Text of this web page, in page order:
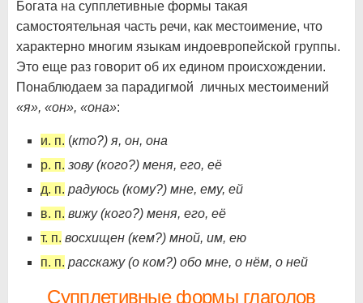
Богата на супплетивные формы такая
самостоятельная часть речи, как местоимение, что
характерно многим языкам индоевропейской группы.
Это еще раз говорит об их едином происхождении.
Понаблюдаем за парадигмой личных местоимений
«я», «он», «она»:
и. п. (кто?) я, он, она
р. п. зову (кого?) меня, его, её
д. п. радуюсь (кому?) мне, ему, ей
в. п. вижу (кого?) меня, его, её
т. п. восхищен (кем?) мной, им, ею
п. п. расскажу (о ком?) обо мне, о нём, о ней
Супплетивные формы глаголов